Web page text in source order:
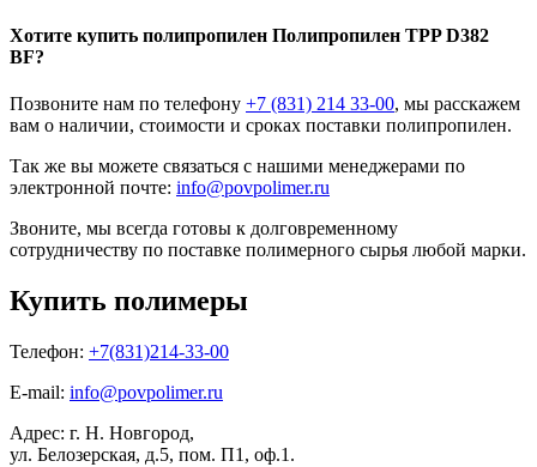
Хотите купить полипропилен Полипропилен TPP D382
BF?
Позвоните нам по телефону +7 (831) 214 33-00, мы расскажем
вам о наличии, стоимости и сроках поставки полипропилен.
Так же вы можете связаться с нашими менеджерами по
электронной почте: info@povpolimer.ru
Звоните, мы всегда готовы к долговременному
сотрудничеству по поставке полимерного сырья любой марки.
Купить полимеры
Телефон: +7(831)214-33-00
E-mail: info@povpolimer.ru
Адрес: г. Н. Новгород,
ул. Белозерская, д.5, пом. П1, оф.1.